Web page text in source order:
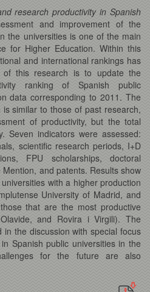
research productivity in Spanish
and improvement of the
the universities is one of the main
for Higher Education. Within this
and international rankings has
of this research is to update the
ranking of Spanish public
data corresponding to 2011. The
similar to those of past research,
of productivity, but the total
Seven indicators were assessed:
scientific research periods, I+D
FPU scholarships, doctoral
and patents. Results show
with a higher production
University of Madrid, and
that are the most productive
and Rovira i Virgili). The
in the discussion with special focus
Spanish public universities in the
for the future are also